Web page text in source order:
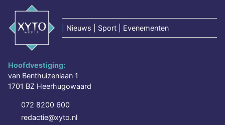
Nieuws | Sport | Evenementen
Hoofdvestiging:
van Benthuizenlaan 1
1701 BZ Heerhugowaard
072 8200 600
redactie@xyto.nl